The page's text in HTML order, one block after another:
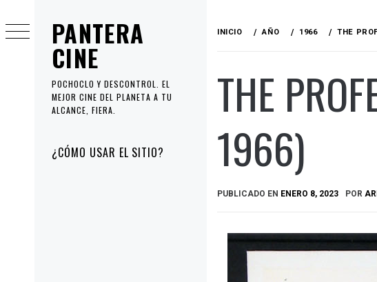
PANTERA
CINE
POCHOCLO Y DESCONTROL. EL
MEJOR CINE DEL PLANETA A TU
ALCANCE, FIERA.
principal
¿CÓMO USAR EL SITIO?
al
contenido
INICIO AÑO 1966 THE
THE
1966)
PUBLICADO EN ENERO 8, 2023 POR